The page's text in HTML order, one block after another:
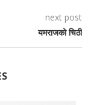
next post
यमराजको चिठी